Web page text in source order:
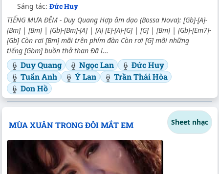
Sáng tác: Đức Huy
TIẾNG MƯA ĐÊM - Duy Quang Hợp âm dạo (Bossa Nova): [Gb]-[A]-
[Bm] | [Bm] | [Gb]-[Bm]-[A] | [A] [E]-[A]-[G] | [G] | [Bm] | [Gb]-[Em7]-
[Gb] Còn rơi [Bm] mãi trên phím đàn Còn rơi [G] mãi những
tiếng [Gbm] buồn thở than Đã l...
Duy Quang Ngọc Lan
Đức Huy
Tuấn Anh
Ý Lan
Trần Thái Hòa
Don Hồ
MÙA XUÂN TRONG ĐÔI MẮT EM Sheet nhạc